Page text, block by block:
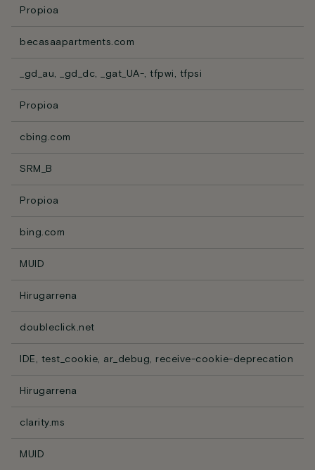
Propioa
becasaapartments.com
_gd_au, _gd_dc, _gat_UA-, tfpwi, tfpsi
Propioa
cbing.com
SRM_B
Propioa
bing.com
MUID
Hirugarrena
doubleclick.net
IDE, test_cookie, ar_debug, receive-cookie-deprecation
Hirugarrena
clarity.ms
MUID